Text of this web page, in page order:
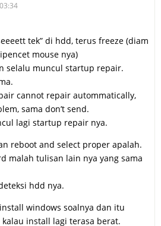
tek” di hdd, terus freeze (diam
mouse nya)
selalu muncul startup repair.
cannot repair autommatically,
sama don’t send.
lagi startup repair nya.
reboot and select proper apalah.
malah tulisan lain nya yang sama
hdd nya.
windows soalnya dan itu
kalau install lagi terasa berat.